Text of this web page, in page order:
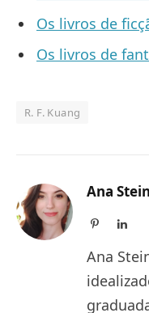
Os livros de
Os livros de
R. F. Kuang
Ana
Pinterest
Ana